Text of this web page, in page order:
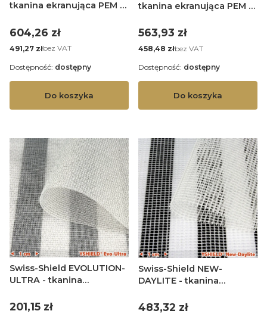
tkanina ekranująca PEM -
Cena
604,26 zł
Cena
491,27 złbez VAT
Do koszyka
Dostępność: dostępny
tkanina ekranująca PEM -
Cena
563,93 zł
Cena
458,48 złbez VAT
Do koszyka
Dostępność: dostępny
Swiss-Shield EVOLUTION-
ULTRA - tkanina
200 cm - 1 mb
Cena
201,15 zł
Swiss-Shield NEW-
DAYLITE - tkanina
300 cm - 1 mb
Cena
483,32 zł